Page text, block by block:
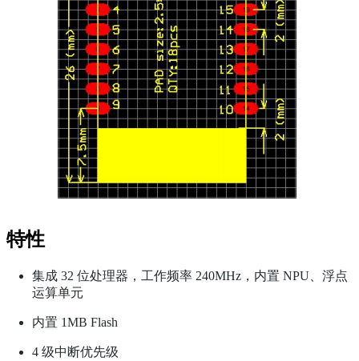
特性
集成 32 位处理器，工作频率 240MHz，内置 NPU、浮点
运算单元
内置 1MB Flash
4 级中断优先级